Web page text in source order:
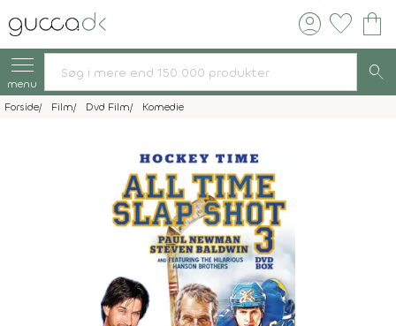
account_circle favorite shopping_bag
menu search
Forside Film Dvd Film Komedie